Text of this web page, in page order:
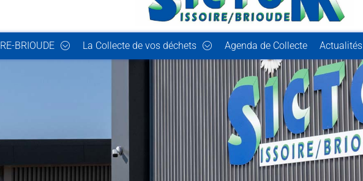
BRIOUDE La Collecte de vos déchets Agenda de Collecte Actualités